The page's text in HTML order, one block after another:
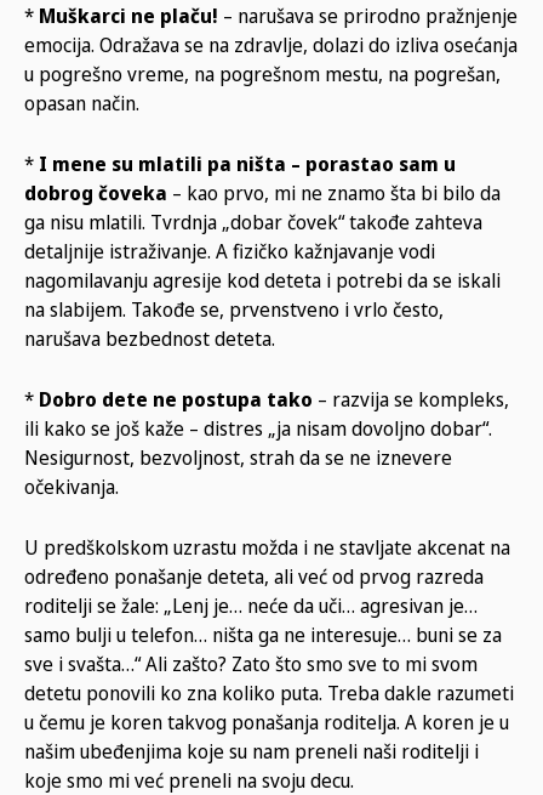
* Muškarci ne plaču! – narušava se prirodno pražnjenje
emocija. Odražava se na zdravlje, dolazi do izliva osećanja
u pogrešno vreme, na pogrešnom mestu, na pogrešan,
opasan način.
* I mene su mlatili pa ništa – porastao sam u
dobrog čoveka – kao prvo, mi ne znamo šta bi bilo da
ga nisu mlatili. Tvrdnja „dobar čovek“ takođe zahteva
detaljnije istraživanje. A fizičko kažnjavanje vodi
nagomilavanju agresije kod deteta i potrebi da se iskali
na slabijem. Takođe se, prvenstveno i vrlo često,
narušava bezbednost deteta.
* Dobro dete ne postupa tako – razvija se kompleks,
ili kako se još kaže – distres „ja nisam dovoljno dobar“.
Nesigurnost, bezvoljnost, strah da se ne iznevere
očekivanja.
U predškolskom uzrastu možda i ne stavljate akcenat na
određeno ponašanje deteta, ali već od prvog razreda
roditelji se žale: „Lenj je… neće da uči… agresivan je…
samo bulji u telefon… ništa ga ne interesuje… buni se za
sve i svašta…“ Ali zašto? Zato što smo sve to mi svom
detetu ponovili ko zna koliko puta. Treba dakle razumeti
u čemu je koren takvog ponašanja roditelja. A koren je u
našim ubeđenjima koje su nam preneli naši roditelji i
koje smo mi već preneli na svoju decu.